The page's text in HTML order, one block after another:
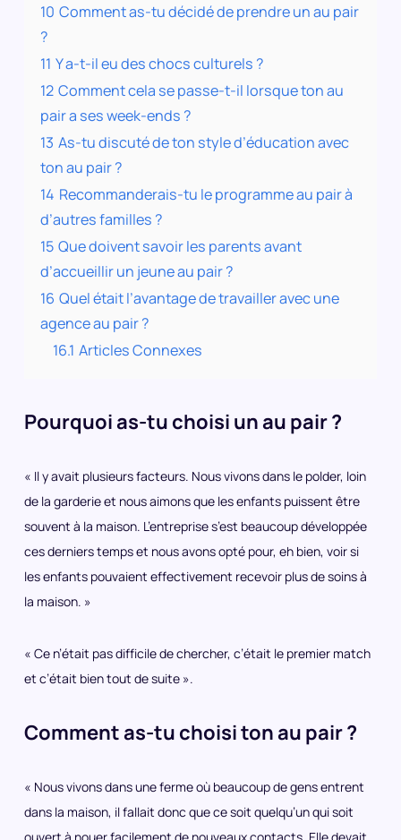
10 Comment as-tu décidé de prendre un au pair
?
11 Y a-t-il eu des chocs culturels ?
12 Comment cela se passe-t-il lorsque ton au
pair a ses week-ends ?
13 As-tu discuté de ton style d’éducation avec
ton au pair ?
14 Recommanderais-tu le programme au pair à
d’autres familles ?
15 Que doivent savoir les parents avant
d’accueillir un jeune au pair ?
16 Quel était l’avantage de travailler avec une
agence au pair ?
16.1 Articles Connexes
Pourquoi as-tu choisi un au pair ?
« Il y avait plusieurs facteurs. Nous vivons dans le polder, loin
de la garderie et nous aimons que les enfants puissent être
souvent à la maison. L’entreprise s’est beaucoup développée
ces derniers temps et nous avons opté pour, eh bien, voir si
les enfants pouvaient effectivement recevoir plus de soins à
la maison. »
« Ce n’était pas difficile de chercher, c’était le premier match
et c’était bien tout de suite ».
Comment as-tu choisi ton au pair ?
« Nous vivons dans une ferme où beaucoup de gens entrent
dans la maison, il fallait donc que ce soit quelqu’un qui soit
ouvert à nouer facilement de nouveaux contacts. Elle devait